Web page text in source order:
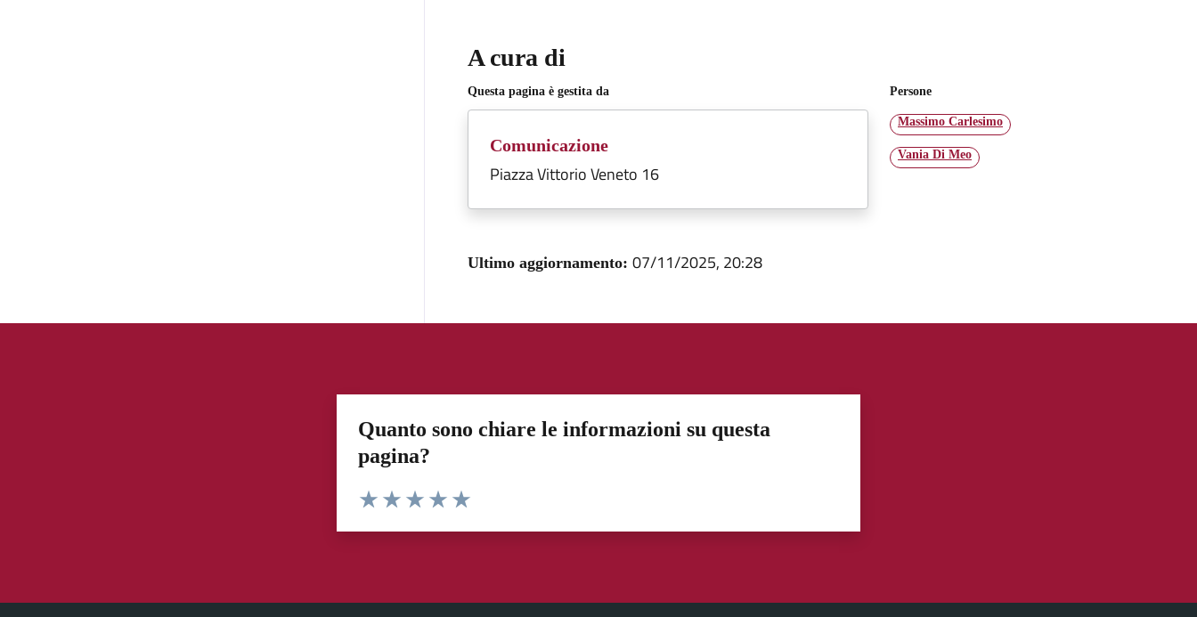
A cura di
Questa pagina è gestita da
Comunicazione
Piazza Vittorio Veneto 16
Persone
Massimo Carlesimo
Vania Di Meo
Ultimo aggiornamento: 07/11/2025, 20:28
Quanto sono chiare le informazioni su questa
pagina?